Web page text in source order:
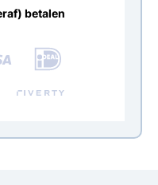
betalen